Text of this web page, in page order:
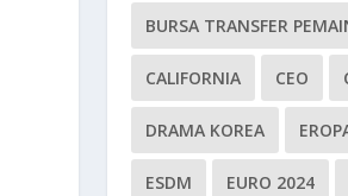
BURSA TRANSFER
CALIFORNIA CEO
DRAMA KOREA
ESDM EURO 2024